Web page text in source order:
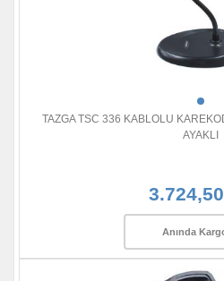
TAZGA TSC 336 KABLOLU
AYAKLI
Anında